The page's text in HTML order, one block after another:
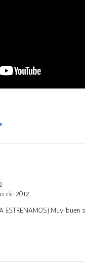
de 2012